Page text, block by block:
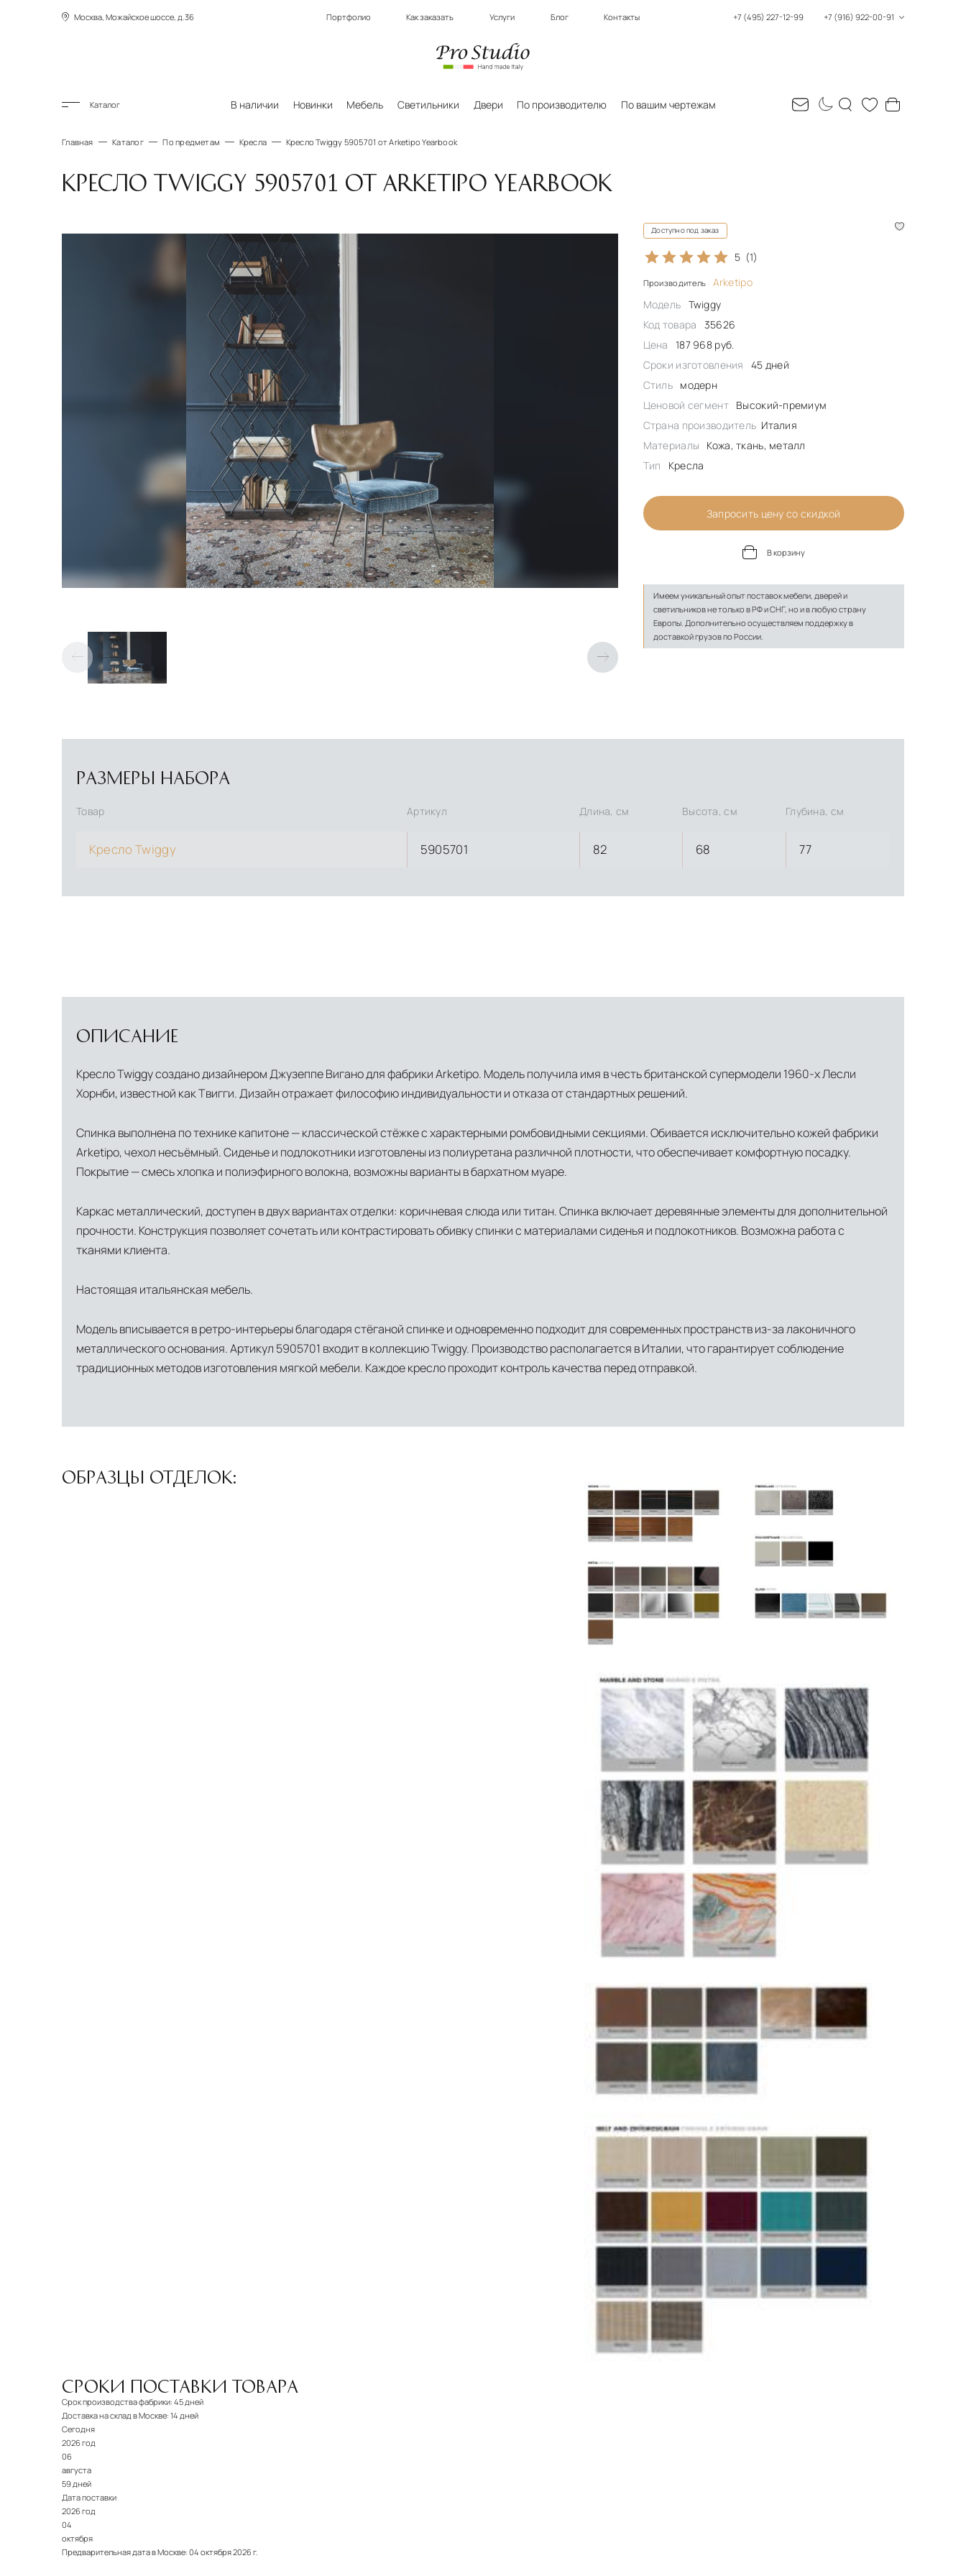
Москва, Можайское шоссе, д.36 Портфолио Как заказать Услуги Блог Контакты +7 (495) 227-12-99 +7 (916) 922-00-91
Каталог В наличии Новинки Мебель Светильники Двери По производителю По вашим чертежам
Главная Каталог По предметам Кресла Кресло Twiggy 5905701 от Arketipo Yearbook
КРЕСЛО TWIGGY 5905701 ОТ ARKETIPO YEARBOOK
Доступно под заказ
5 (1)
Производитель
Arketipo
Модель Twiggy
Код товара
35626
Цена
187 968 руб.
Сроки изготовления
45 дней
Стиль модерн
Ценовой сегмент Высокий-премиум
Страна производитель Италия
Материалы
Кожа, ткань, металл
Тип
Кресла
Запросить цену со скидкой
В корзину
Имеем уникальный опыт поставок мебели, дверей и
светильников не только в РФ и СНГ, но и в любую страну
Европы. Дополнительно осуществляем поддержку в
доставкой грузов по России.
РАЗМЕРЫ НАБОРА
Товар Артикул Длина, см Высота, см Глубина, см
Кресло Twiggy 5905701 82 68 77
ОПИСАНИЕ
Кресло Twiggy создано дизайнером Джузеппе Вигано для фабрики Arketipo. Модель получила имя в честь британской супермодели 1960-х Лесли
Хорнби, известной как Твигги. Дизайн отражает философию индивидуальности и отказа от стандартных решений.
Спинка выполнена по технике капитоне — классической стёжке с характерными ромбовидными секциями. Обивается исключительно кожей фабрики
Arketipo, чехол несъёмный. Сиденье и подлокотники изготовлены из полиуретана различной плотности, что обеспечивает комфортную посадку.
Покрытие — смесь хлопка и полиэфирного волокна, возможны варианты в бархатном муаре.
Каркас металлический, доступен в двух вариантах отделки: коричневая слюда или титан. Спинка включает деревянные элементы для дополнительной
прочности. Конструкция позволяет сочетать или контрастировать обивку спинки с материалами сиденья и подлокотников. Возможна работа с
тканями клиента.
Настоящая итальянская мебель.
Модель вписывается в ретро-интерьеры благодаря стёганой спинке и одновременно подходит для современных пространств из-за лаконичного
металлического основания. Артикул 5905701 входит в коллекцию Twiggy. Производство располагается в Италии, что гарантирует соблюдение
традиционных методов изготовления мягкой мебели. Каждое кресло проходит контроль качества перед отправкой.
ОБРАЗЦЫ ОТДЕЛОК:
СРОКИ ПОСТАВКИ ТОВАРА
Срок производства фабрики: 45 дней
Доставка на склад в Москве: 14 дней
Сегодня
2026 год
06
августа
59 дней
Дата поставки
2026 год
04
октября
Предварительная дата в Москве:04 октября 2026 г.